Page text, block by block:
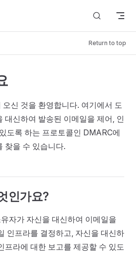
Return to top
신 것을 환영합니다. 여기에서 도
대신하여 발송된 이메일을 제어, 인
도록 하는 프로토콜인 DMARC에
찾을 수 있습니다.
인가요?
자가 자신을 대신하여 이메일을
인프라를 결정하고, 자신을 대신하
프라에 대한 보고를 제공할 수 있도